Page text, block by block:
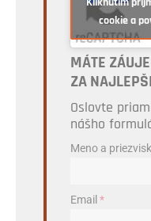
Kliknutím
cookie a
MÁTE
ZA
Oslovte
nášho
Meno a
Email *